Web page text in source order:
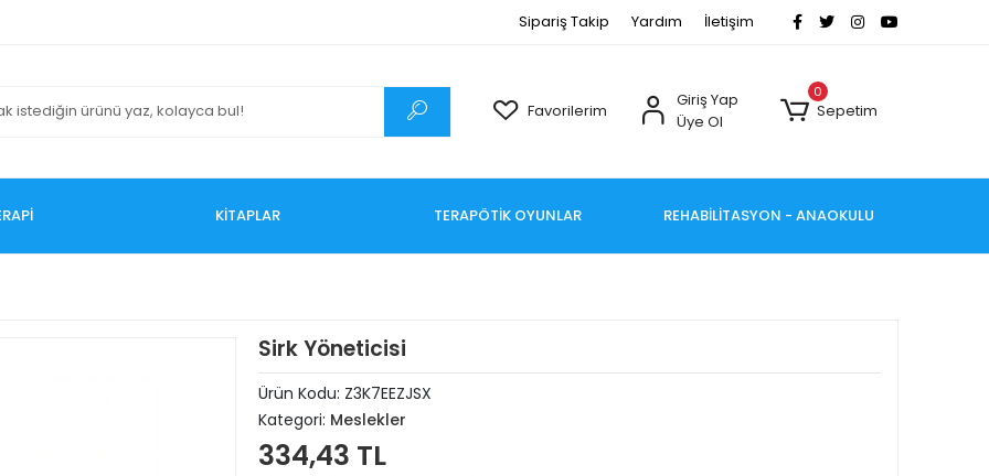
Sipariş Takip Yardım İletişim
Favorilerim
Giriş Yap
Üye Ol
0
Sepetim
KİTAPLAR TERAPÖTİK OYUNLAR REHABİLİTASYON - ANAOKULU
Sirk Yöneticisi
Ürün Kodu: Z3K7EEZJSX
Kategori: Meslekler
334,43 TL